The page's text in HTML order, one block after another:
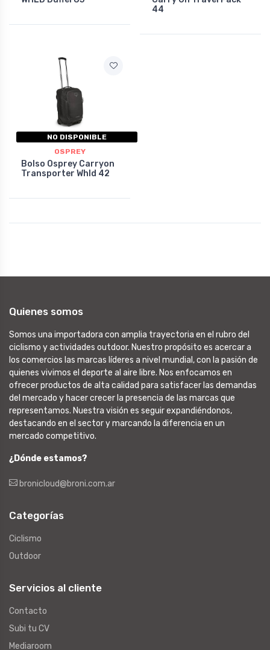
44
NO DISPONIBLE
OSPREY
Bolso Osprey Carryon
Transporter Whld 42
Quienes somos
Somos una importadora con amplia trayectoria en el rubro del
ciclismo y actividades outdoor. Nuestro propósito es acercar a
los comercios las marcas líderes a nivel mundial, con la pasión de
quienes vivimos el deporte al aire libre. Nos enfocamos en
ofrecer productos de alta calidad para satisfacer las demandas
del mercado y hacer crecer la presencia de las marcas que
representamos. Nuestra visión es seguir expandiéndonos,
destacando en el sector y marcando la diferencia en un
mercado competitivo.
¿Dónde estamos?
bronicloud@broni.com.ar
Categorías
Ciclismo
Outdoor
Servicios al cliente
Contacto
Subi tu CV
Mediaroom